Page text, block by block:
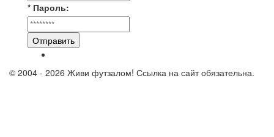
* Пароль:
Отправить
© 2004 - 2026 Живи футзалом! Ссылка на сайт обязательна.